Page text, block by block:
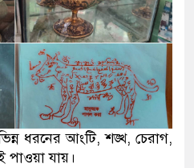
ধরনের আংটি, শঙ্খ, চেরাগ,
পাওয়া যায়।